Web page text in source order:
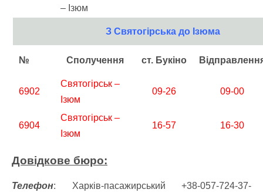
– Ізюм
З Святогірська до Ізюма
№ Сполучення ст. Букіно
6902
Святогірськ –
Ізюм
09-26 09-00
6904
Святогірськ –
Ізюм
16-57 16-30
Довідкове бюро:
Телефон: Харків-пасажирський +38-057-724-37-